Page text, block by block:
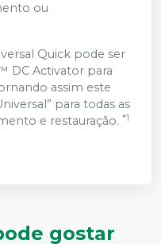
ou
Quick pode ser
DC Activator para
assim este
para todas as
e restauração. *1
gostar